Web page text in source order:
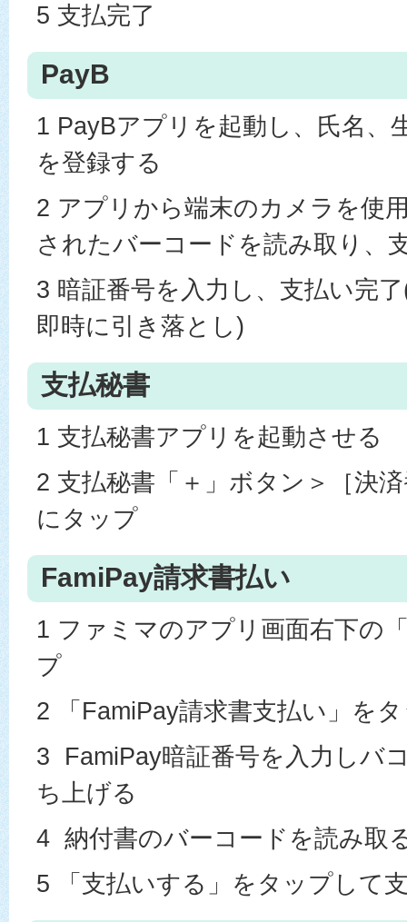
5 支払完了
PayB
1 PayBアプリを起動し、氏名、
を登録する
2 アプリから端末のカメラを使
されたバーコードを読み取り、
3 暗証番号を入力し、支払い完
即時に引き落とし)
支払秘書
1 支払秘書アプリを起動させる
2 支払秘書「＋」ボタン＞［決
にタップ
FamiPay請求書払い
1 ファミマのアプリ画面右下の
プ
2 「FamiPay請求書支払い」を
3 FamiPay暗証番号を入力しバ
ち上げる
4 納付書のバーコードを読み取
5 「支払いする」をタップして